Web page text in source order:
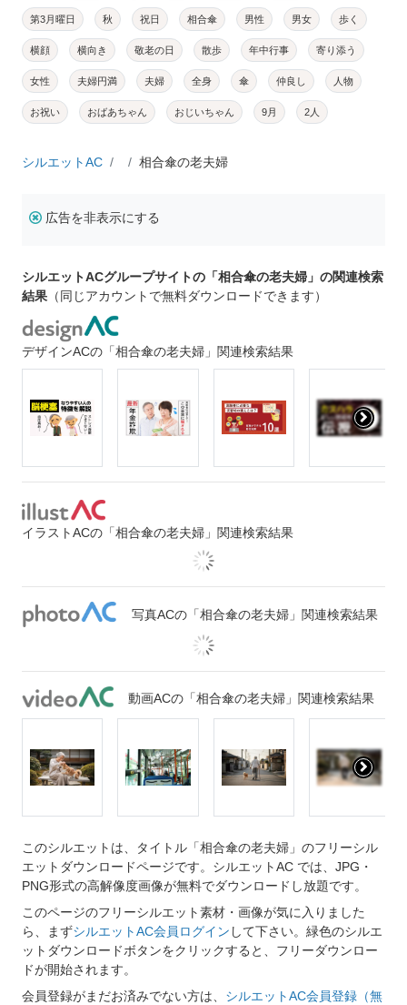
第3月曜日 秋 祝日 相合傘 男性 男女 歩く
横顔 横向き 敬老の日 散歩 年中行事 寄り添う
女性 夫婦円満 夫婦 全身 傘 仲良し 人物
お祝い おばあちゃん おじいちゃん 9月 2人
シルエットAC 相合傘の老夫婦
広告を非表示にする
シルエットACグループサイトの「相合傘の老夫婦」の関連検索
結果 （同じアカウントで無料ダウンロードできます）
デザインACの「相合傘の老夫婦」関連検索結果
イラストACの「相合傘の老夫婦」関連検索結果
写真ACの「相合傘の老夫婦」関連検索結果
動画ACの「相合傘の老夫婦」関連検索結果
このシルエットは、タイトル「相合傘の老夫婦」のフリーシル
エットダウンロードページです。シルエットAC では、JPG・
PNG形式の高解像度画像が無料でダウンロードし放題です。
このページのフリーシルエット素材・画像が気に入りました
ら、まずシルエットAC会員ログイン して下さい。緑色のシルエ
ットダウンロードボタンをクリックすると、フリーダウンロー
ドが開始されます。
会員登録がまだお済みでない方は、 シルエットAC会員登録（無